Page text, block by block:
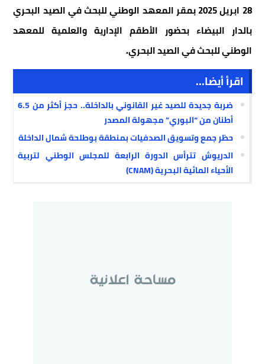
28 ابريل 2025 بمقر المعهد الوطني للبحث في الصيد البحري
بالدار البيضاء بحضور الأطقم الإدارية والعلمية للمعهد
الوطني للبحث في الصيد البحري.
اقرأ أيضا...
ضربة جديدة للصيد غير القانوني بالداخلة.. حجز أكثر من 6.5
أطنان من “البوري” مجهولة المصدر
حظر جمع وتسويق الصدفيات بمنطقة بوطلحة شمال الداخلة
الدريوش تترأس الدورة الرابعة للمجلس الوطني لتربية
الأحياء المائية البحرية (CNAM)